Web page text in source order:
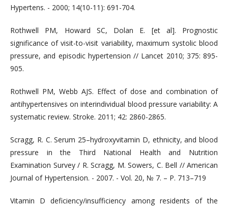
Нуреrtens. - 2000; 14(10-11): 691-704.
Rothwell РМ, Howard SC, Dolan Е. [et аl]. Prognostic
signifiсаnсе of visit-to-visit variability, maximum systolic blood
pressure, and episodic hypertension // Lancet 2010; 375: 895-
905.
Rothwell РМ, Webb AJS. Effect of dose and combination of
аntihypertensives оn interindividual blood pressure variability: А
systematic review. Stroke. 2011; 42: 2860-2865.
Scragg, R. C. Serum 25–hydroxyvitamin D, ethnicity, and blood
pressure in the Third National Health and Nutrition
Examination Survey / R. Scragg, M. Sowers, C. Bell // American
Journal of Hypertension. - 2007. - Vol. 20, № 7. – P. 713–719
Vitamin D deficiency/insufficiency among residents of the